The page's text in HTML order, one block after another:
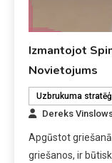
Izmantojot
Novietojums
Uzbrukuma
Dereks
Apgūstot
griešanos, ir